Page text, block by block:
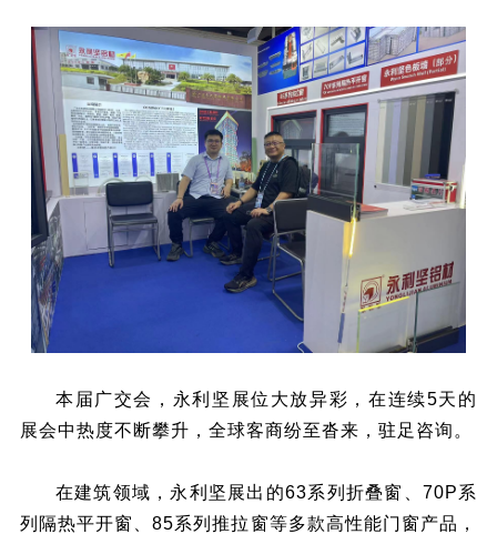
本届广交会，永利坚展位大放异彩，在连续5天的
展会中热度不断攀升，全球客商纷至沓来，驻足咨询。
在建筑领域，永利坚展出的63系列折叠窗、70P系
列隔热平开窗、85系列推拉窗等多款高性能门窗产品，